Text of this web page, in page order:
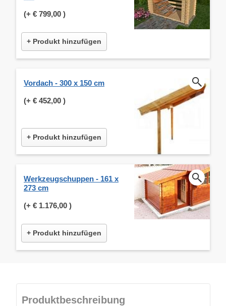
(+ € 799,00 )
+ Produkt hinzufügen
Vordach - 300 x 150 cm
(+ € 452,00 )
+ Produkt hinzufügen
Werkzeugschuppen - 161 x
273 cm
(+ € 1.176,00 )
+ Produkt hinzufügen
Produktbeschreibung